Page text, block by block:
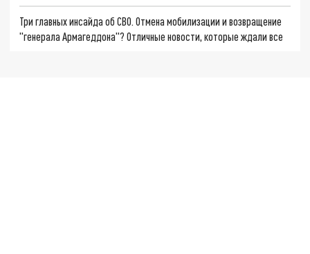
Три главных инсайда об СВО. Отмена мобилизации и возвращение
"генерала Армагеддона"? Отличные новости, которые ждали все